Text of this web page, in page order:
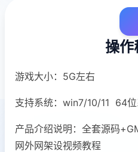
操作
游戏大小：5G左右
支持系统：win7/10/11 64
产品介绍说明：全套源码
网外网架设视频教程